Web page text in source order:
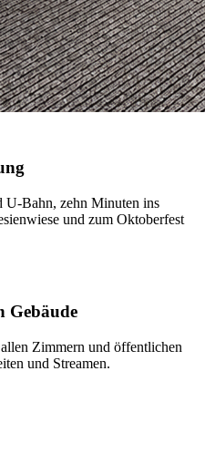
U-Bahn, zehn Minuten ins
und zum Oktoberfest
Gebäude
Zimmern und öffentlichen
und Streamen.